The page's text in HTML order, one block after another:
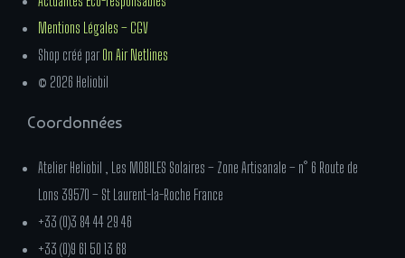
Mentions Légales – CGV
Shop créé par On Air Netlines
© 2026 Heliobil
Coordonnées
Atelier Heliobil , Les MOBILES Solaires – Zone Artisanale – n° 6 Route de
Lons 39570 – St Laurent-la-Roche France
+33 (0)3 84 44 29 46
+33 (0)9 61 50 13 68